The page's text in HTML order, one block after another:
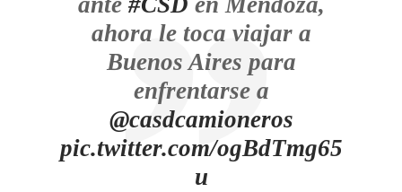
ahora le toca viajar a
Buenos Aires para
enfrentarse a
@casdcamioneros
pic.twitter.com/ogBdTmg65
u